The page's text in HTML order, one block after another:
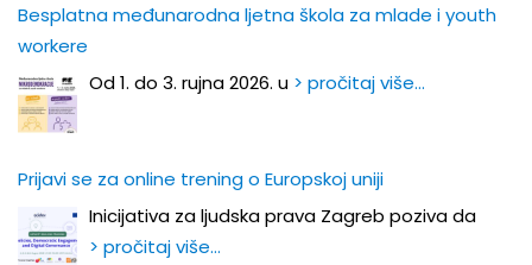
Besplatna međunarodna ljetna škola za mlade i youth
workere
Od 1. do 3. rujna 2026. u > pročitaj više…
Prijavi se za online trening o Europskoj uniji
Inicijativa za ljudska prava Zagreb poziva da
> pročitaj više…